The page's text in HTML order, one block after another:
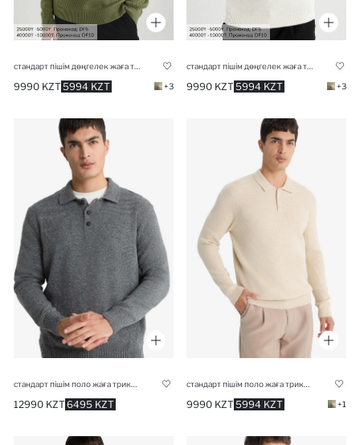
5994 KZT
9990 KZT +3 5994 KZT
9990 KZT +3
стандарт пішім поло жаға трикотаж Пулловер
6495 KZT
12990 KZT
стандарт пішім поло жаға трикотаж Пулловер
5994 KZT
9990 KZT +1